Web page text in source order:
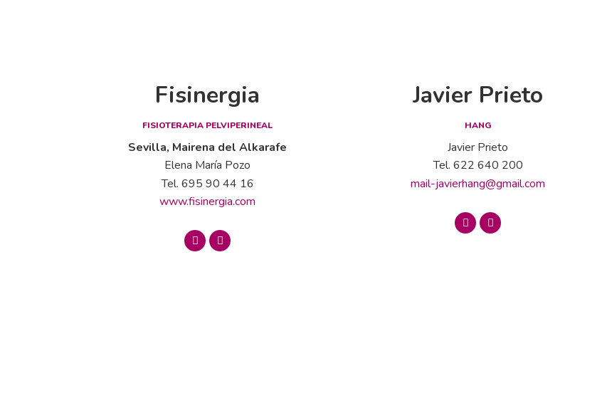
Fisinergia
FISIOTERAPIA PELVIPERINEAL
Sevilla, Mairena del Alkarafe
Elena María Pozo
Tel. 695 90 44 16
www.fisinergia.com
Javier Prieto
HANG
Javier Prieto
Tel. 622 640 200
mail-javierhang@gmail.com